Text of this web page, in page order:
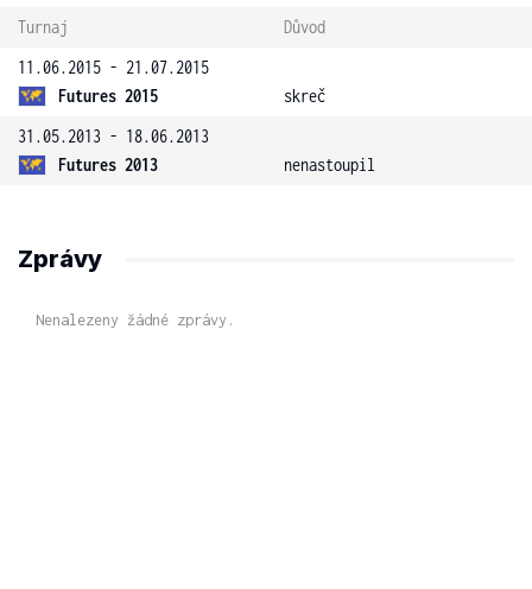
Turnaj
Důvod
11.06.2015 - 21.07.2015
Futures 2015
skreč
31.05.2013 - 18.06.2013
Futures 2013
nenastoupil
Zprávy
Nenalezeny žádné zprávy.